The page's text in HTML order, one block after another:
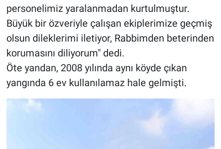
personelimiz yaralanmadan kurtulmuştur.
Büyük bir özveriyle çalışan ekiplerimize geçmiş
olsun dileklerimi iletiyor, Rabbimden beterinden
korumasını diliyorum" dedi.
Öte yandan, 2008 yılında aynı köyde çıkan
yangında 6 ev kullanılamaz hale gelmişti.